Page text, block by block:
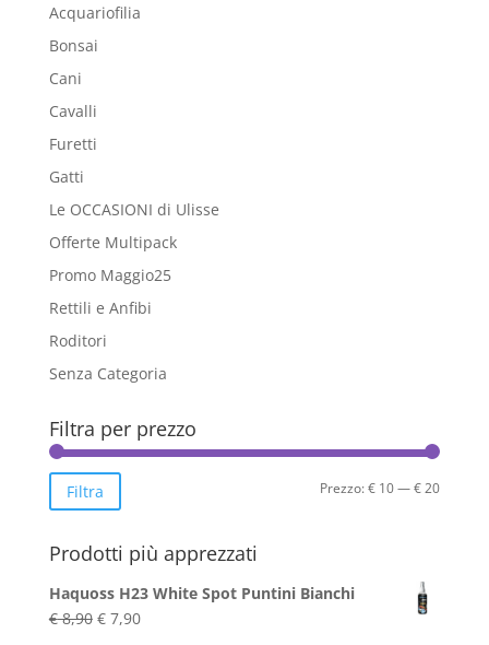
Acquariofilia
Bonsai
Cani
Cavalli
Furetti
Gatti
Le OCCASIONI di Ulisse
Offerte Multipack
Promo Maggio25
Rettili e Anfibi
Roditori
Senza Categoria
Filtra per prezzo
Prezzo
Prezzo
Filtra Prezzo:€ 10—€ 20
Prodotti più apprezzati
Haquoss H23 White Spot Puntini Bianchi
€8,90 Il
€7,90Il